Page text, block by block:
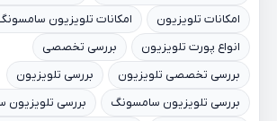
امکانات تلویزیون
امکانات تلویزیون
انواع پورت تلویزیون
بررسی تخصصی
بررسی تخصصی تلویزیون
بررسی تلویزیون
بررسی تلویزیون سامسونگ
بررسی تلویزیون